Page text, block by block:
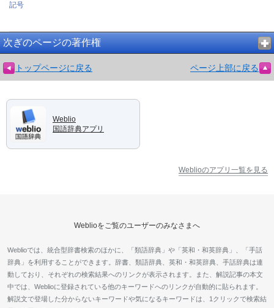
記号
次ぎのページの著作権
トップページに戻る ページ上部に戻る
Weblio
国語辞典アプリ
Weblioのアプリ一覧を見る
Weblioをご覧のユーザーのみなさまへ
Weblioでは、統合型辞書検索のほかに、「類語辞典」や「英和・和英辞典」、「手話
辞典」を利用することができます。辞書、類語辞典、英和・和英辞典、手話辞典は連
動しており、それぞれの検索結果へのリンクが表示されます。また、解説記事の本文
中では、Weblioに登録されている他のキーワードへのリンクが自動的に貼られます。
解説文で登場した分からないキーワードや気になるキーワードは、1クリックで検索結